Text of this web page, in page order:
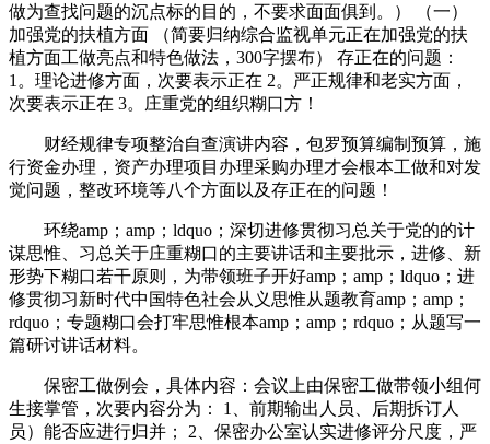
做为查找问题的沉点标的目的，不要求面面俱到。） （一）
加强党的扶植方面 （简要归纳综合监视单元正在加强党的扶
植方面工做亮点和特色做法，300字摆布） 存正在的问题：
1。理论进修方面，次要表示正在 2。严正规律和老实方面，
次要表示正在 3。庄重党的组织糊口方！
财经规律专项整治自查演讲内容，包罗预算编制预算，施
行资金办理，资产办理项目办理采购办理才会根本工做和对发
觉问题，整改环境等八个方面以及存正在的问题！
环绕amp；amp；ldquo；深切进修贯彻习总关于党的的计
谋思惟、习总关于庄重糊口的主要讲话和主要批示，进修、新
形势下糊口若干原则，为带领班子开好amp；amp；ldquo；进
修贯彻习新时代中国特色社会从义思惟从题教育amp；amp；
rdquo；专题糊口会打牢思惟根本amp；amp；rdquo；从题写一
篇研讨讲话材料。
保密工做例会，具体内容：会议上由保密工做带领小组何
生接掌管，次要内容分为： 1、前期输出人员、后期拆订人
员）能否应进行归并； 2、保密办公室认实进修评分尺度，严